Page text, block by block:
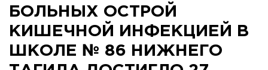
БОЛЬНЫХ ОСТРОЙ
КИШЕЧНОЙ ИНФЕКЦИЕЙ В
ШКОЛЕ № 86 НИЖНЕГО